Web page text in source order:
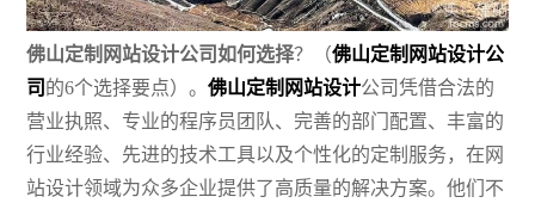
佛山定制网站设计公司如何选择？（佛山定制网站设计公
司 的6个选择要点）。佛山定制网站设计公司凭借合法的
营业执照、专业的程序员团队、完善的部门配置、丰富的
行业经验、先进的技术工具以及个性化的定制服务，在网
站设计领域为众多企业提供了高质量的解决方案。他们不